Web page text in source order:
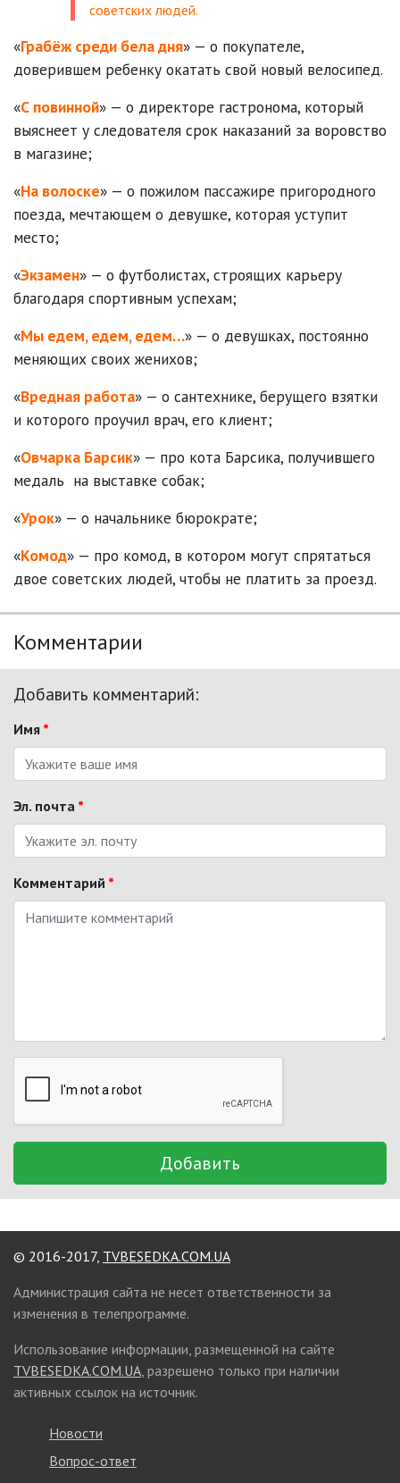
советских людей.
«Грабёж среди бела дня» — о покупателе,
доверившем ребенку окатать свой новый велосипед.
«С повинной» — о директоре гастронома, который
выяснеет у следователя срок наказаний за воровство
в магазине;
«На волоске» — о пожилом пассажире пригородного
поезда, мечтающем о девушке, которая уступит
место;
«Экзамен» — о футболистах, строящих карьеру
благодаря спортивным успехам;
«Мы едем, едем, едем…» — о девушках, постоянно
меняющих своих женихов;
«Вредная работа» — о сантехнике, берущего взятки
и которого проучил врач, его клиент;
«Овчарка Барсик» — про кота Барсика, получившего
медаль на выставке собак;
«Урок» — о начальнике бюрократе;
«Комод» — про комод, в котором могут спрятаться
двое советских людей, чтобы не платить за проезд.
Комментарии
Добавить комментарий:
Имя *
Эл. почта *
Комментарий *
Добавить
© 2016-2017, TVBESEDKA.COM.UA
Администрация сайта не несет ответственности за
изменения в телепрограмме.
Использование информации, размещенной на сайте
TVBESEDKA.COM.UA , разрешено только при наличии
активных ссылок на источник.
Новости
Вопрос-ответ